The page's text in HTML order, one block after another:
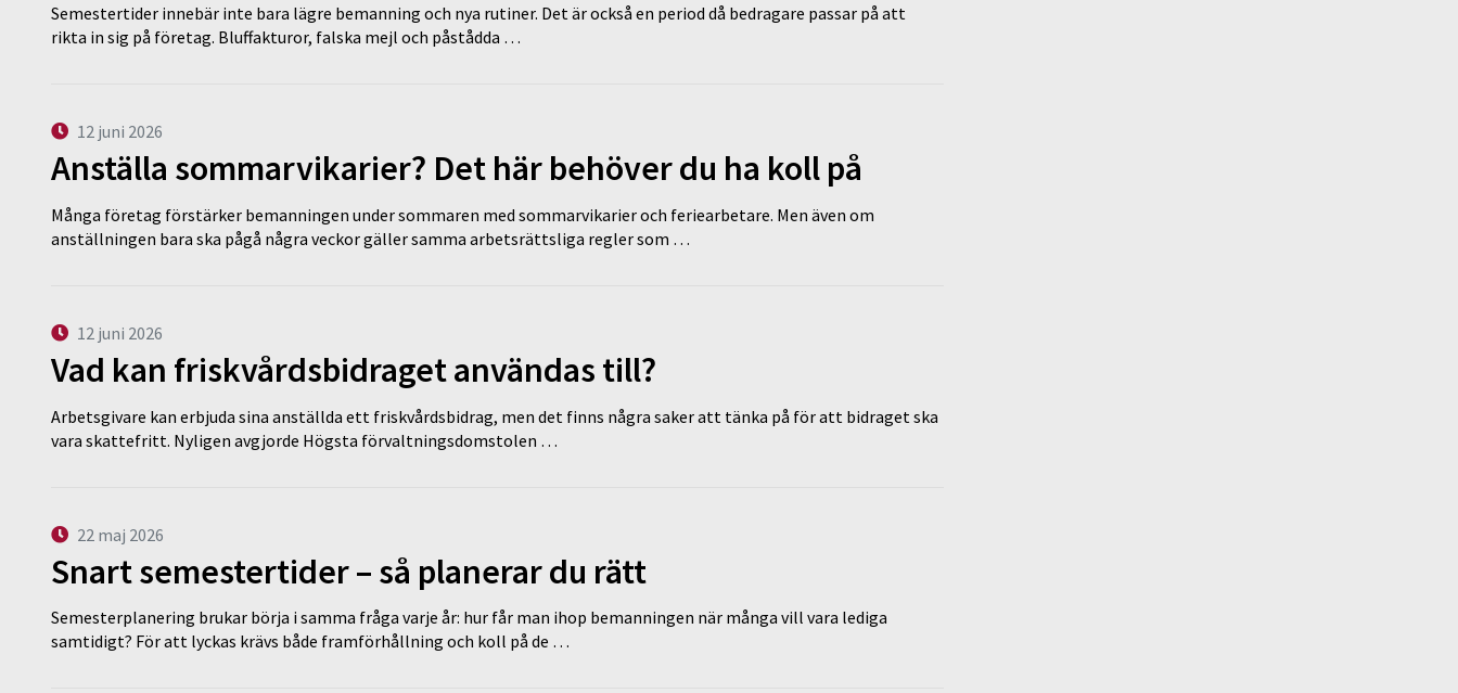
Semestertider innebär inte bara lägre bemanning och nya rutiner. Det är också en period då bedragare passar på att
rikta in sig på företag. Bluffakturor, falska mejl och påstådda …
12 juni 2026
Anställa sommarvikarier? Det här behöver du ha koll på
Många företag förstärker bemanningen under sommaren med sommarvikarier och feriearbetare. Men även om
anställningen bara ska pågå några veckor gäller samma arbetsrättsliga regler som …
12 juni 2026
Vad kan friskvårdsbidraget användas till?
Arbetsgivare kan erbjuda sina anställda ett friskvårdsbidrag, men det finns några saker att tänka på för att bidraget ska
vara skattefritt. Nyligen avgjorde Högsta förvaltningsdomstolen …
22 maj 2026
Snart semestertider – så planerar du rätt
Semesterplanering brukar börja i samma fråga varje år: hur får man ihop bemanningen när många vill vara lediga
samtidigt? För att lyckas krävs både framförhållning och koll på de …